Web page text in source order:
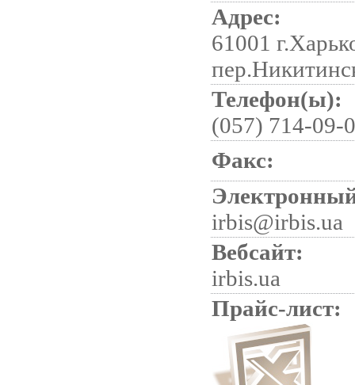
Адрес:
61001
Телефон(ы):
(057) 714-09-
Факс:
irbis@irbis.ua
Вебсайт:
irbis.ua
Прайс-лист: